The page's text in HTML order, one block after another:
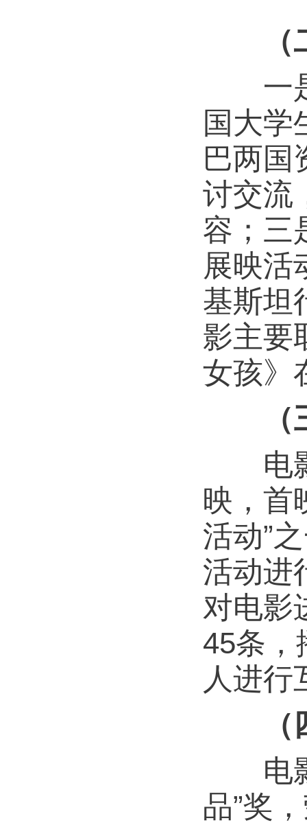
一是
国大学
巴两国
讨交流
容；三
展映活
基斯坦
影主要
女孩》
电影
映，首
活动”
活动进
对电影
45条，
人进行
电影
品”奖